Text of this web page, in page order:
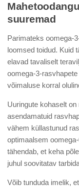
suuremad
Parimateks oomega-
loomsed toidud. Kuid
elavad tavaliselt
oomega-3-
võimaluse korral
Uuringute kohaselt
asendamatuid
vähem küllastunud
optimaalsem
tähendab, et keha
juhul soovitatav
Võib tunduda imelik,